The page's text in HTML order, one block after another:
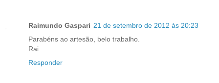
Raimundo Gaspari 21 de setembro de 2012 às 20:23
Parabéns ao artesão, belo trabalho.
Rai
Responder